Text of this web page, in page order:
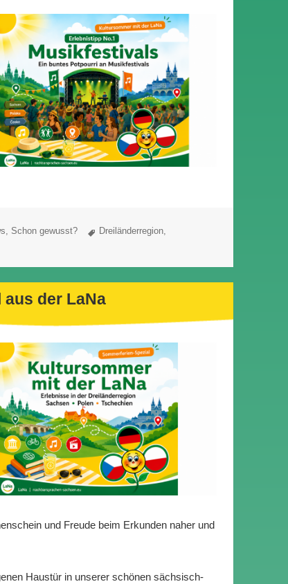
– Erlebnistipp No.1: Musikfestivals
, Schon gewusst? Schlagwörter
Dreiländerregion,
der LaNa
und Freude beim Erkunden naher und
Haustür in unserer schönen sächsisch-